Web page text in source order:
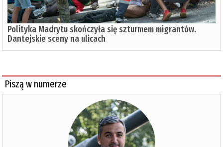
Polityka Madrytu skończyła się szturmem migrantów.
Dantejskie sceny na ulicach
Piszą w numerze